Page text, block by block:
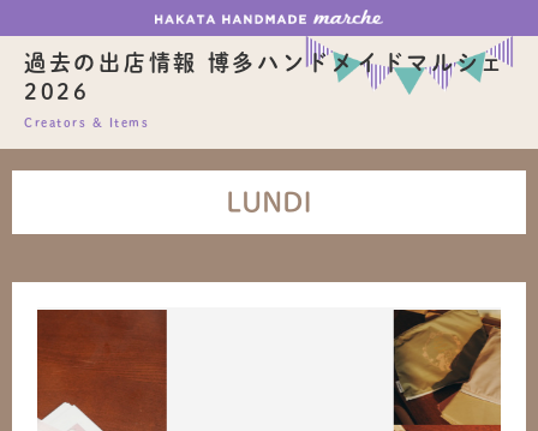
過去の出店情報 博多ハンドメイドマルシェ
2026
Creators & Items
LUNDI